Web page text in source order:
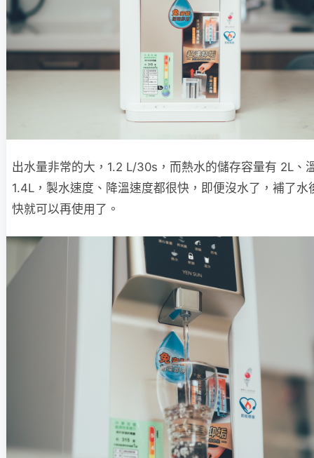
出水量非常的大，1.2 L/30s，而熱水的儲存容量有 2L、
1.4L，製水速度、降溫速度都很快，即便沒水了，補了水
快就可以再使用了。